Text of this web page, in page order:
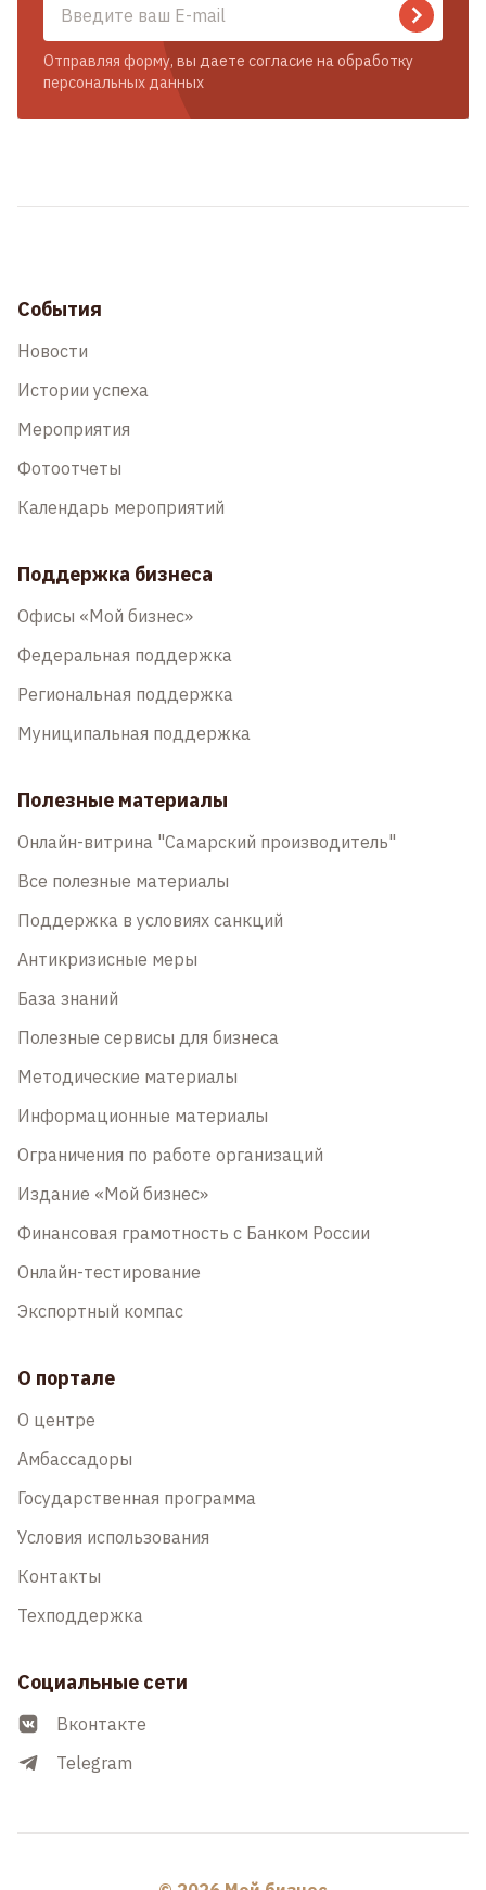
Отправляя форму, вы даете согласие на обработку
персональных данных
События
Новости
Истории успеха
Мероприятия
Фотоотчеты
Календарь мероприятий
Поддержка бизнеса
Офисы «Мой бизнес»
Федеральная поддержка
Региональная поддержка
Муниципальная поддержка
Полезные материалы
Онлайн-витрина "Самарский производитель"
Все полезные материалы
Поддержка в условиях санкций
Антикризисные меры
База знаний
Полезные сервисы для бизнеса
Методические материалы
Информационные материалы
Ограничения по работе организаций
Издание «Мой бизнес»
Финансовая грамотность с Банком России
Онлайн-тестирование
Экспортный компас
О портале
О центре
Амбассадоры
Государственная программа
Условия использования
Контакты
Техподдержка
Социальные сети
Вконтакте
Telegram